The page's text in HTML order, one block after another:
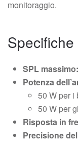
monitoraggio.
SPL massimo:
Potenza
50 W per i
50 W per
Risposta in
Precisione